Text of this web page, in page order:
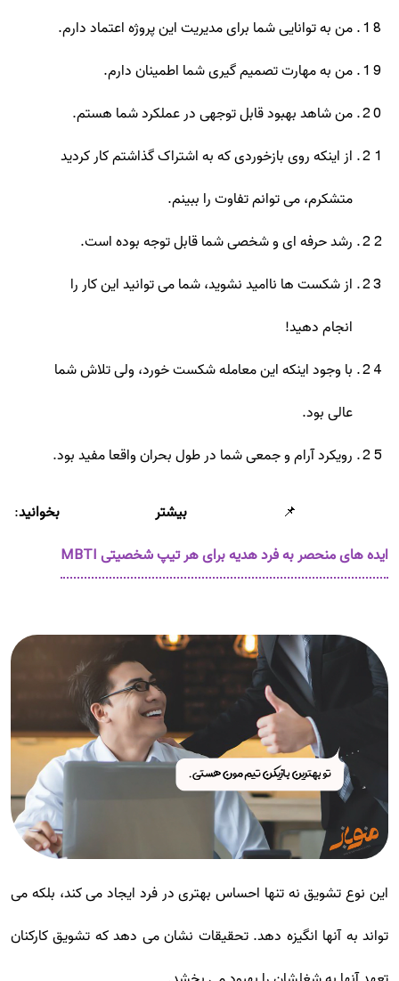
من به توانایی شما برای مدیریت این پروژه اعتماد دارم.
من به مهارت تصمیم گیری شما اطمینان دارم.
من شاهد بهبود قابل توجهی در عملکرد شما هستم.
از اینکه روی بازخوردی که به اشتراک گذاشتم کار کردید
متشکرم، می توانم تفاوت را ببینم.
رشد حرفه ای و شخصی شما قابل توجه بوده است.
از شکست ها ناامید نشوید، شما می توانید این کار را
انجام دهید!
با وجود اینکه این معامله شکست خورد، ولی تلاش شما
عالی بود.
رویکرد آرام و جمعی شما در طول بحران واقعا مفید بود.
📌 بیشتر بخوانید:
ایده های منحصر به فرد هدیه برای هر تیپ شخصیتی MBTI
این نوع تشویق نه تنها احساس بهتری در فرد ایجاد می کند، بلکه می
تواند به آنها انگیزه دهد. تحقیقات نشان می دهد که تشویق کارکنان